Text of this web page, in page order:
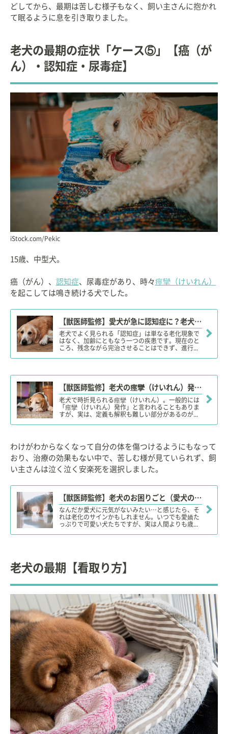
どしてから、最期は苦しむ様子もなく、飼い主さんに抱かれ
て眠るように息を引き取りました。
老犬の最期の症状「ケース⑤」【癌（が
ん）・認知症・尿毒症】
iStock.com/Pekic
15歳、中型犬。
癌（がん）、 認知症、尿毒症があり、時々痙攣（けいれん）
を起こしては鳴き続ける犬でした。
【獣医師監修】愛犬が急に認知症に？老犬の「認知症」原因や症状、対策、治療、予防方法は？
老犬でよく見られる「認知症」は単なる老化現象で
はなく、加齢にともなう一つの疾患です。現在のと
ころ、残念ながら完治させることはできず、進行...
【獣医師監修】老犬の痙攣（けいれん）発作の原因や理由は？対処・治療法、治療費、予防対策は？
老犬で時折見られる痙攣（けいれん）。一般的には
「痙攣（けいれん）発作」と言われることもありま
すが、実は、定義も解釈も難しい部分があるのが...
わけがわからなくなって自分の体を傷つけるようにもなって
おり、治療の効果もない中で、苦しむ様が見ていられず、飼
い主さんは泣く泣く安楽死を選択しました。
【獣医師監修】老犬のお困りごと（愛犬の老化・ケア方法）解消「お役立ち」まとめ記事【20選】
なんだか愛犬に元気がないみたい…と感じたら、そ
れは老化のサインかもしれません。いつでも愛嬌た
っぷりで可愛い犬たちですが、実は人間よりも歳...
老犬の最期【看取り方】